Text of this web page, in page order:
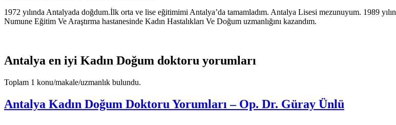
1972 yılında Antalyada doğdum.İlk orta ve lise eğitimimi Antalya’da tamamladım. Antalya Lisesi mezunuyum. 1989
Numune Eğitim Ve Araştırma hastanesinde Kadın Hastalıkları Ve Doğum uzmanlığını kazandım.
Antalya en iyi Kadın Doğum doktoru yorumları
Toplam 1 konu/makale/uzmanlık bulundu.
Antalya Kadın Doğum Doktoru Yorumları – Op. Dr. Güray Ünlü